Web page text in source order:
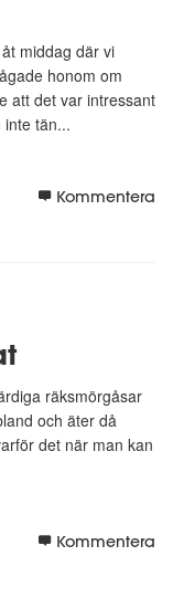
middag där vi
honom om
att det var intressant
tän...
Kommentera
räksmörgåsar
och äter då
det när man kan
Kommentera